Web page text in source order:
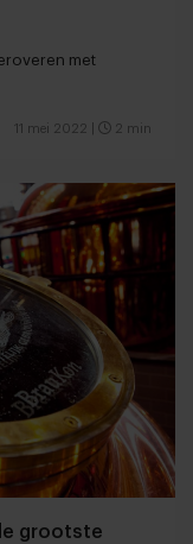
met
11 mei 2022 2 min
grootste